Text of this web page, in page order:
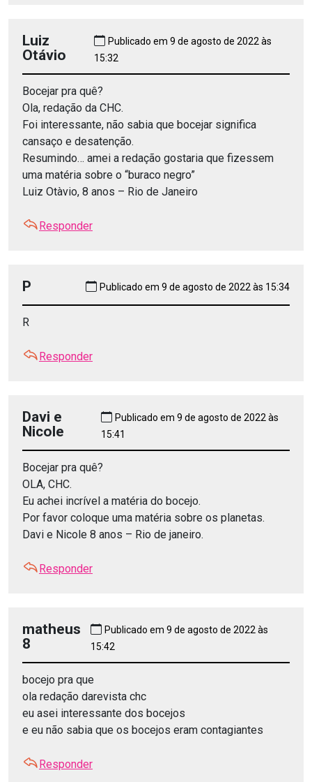
Luiz
Otávio
Publicado em 9 de agosto de 2022 às
15:32
Bocejar pra quê?
Ola, redação da CHC.
Foi interessante, não sabia que bocejar significa
cansaço e desatenção.
Resumindo… amei a redação gostaria que fizessem
uma matéria sobre o “buraco negro”
Luiz Otàvio, 8 anos – Rio de Janeiro
Responder
P Publicado em 9 de agosto de 2022 às 15:34
R
Responder
Davi e
Nicole
Publicado em 9 de agosto de 2022 às
15:41
Bocejar pra quê?
OLA, CHC.
Eu achei incrível a matéria do bocejo.
Por favor coloque uma matéria sobre os planetas.
Davi e Nicole 8 anos – Rio de janeiro.
Responder
matheus
8
Publicado em 9 de agosto de 2022 às
15:42
bocejo pra que
ola redação darevista chc
eu asei interessante dos bocejos
e eu não sabia que os bocejos eram contagiantes
Responder